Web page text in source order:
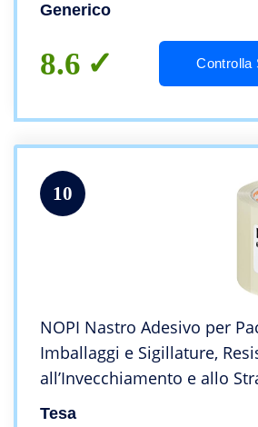
Generico
8.6 Controlla
10
NOPI Nastro Adesivo per
Imballaggi e Sigillature,
all’Invecchiamento e allo
Privo di Solventi,
Tesa